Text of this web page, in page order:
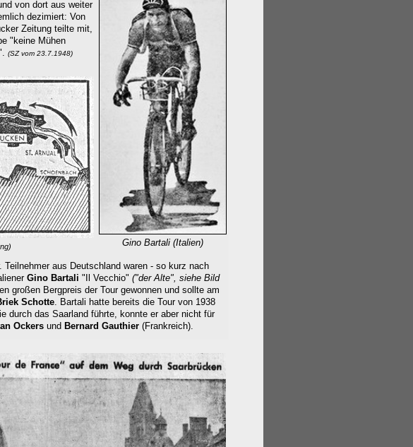
von dort aus weiter
dezimiert: Von
Zeitung teilte mit,
"keine Mühen
(SZ vom 23.7.1948)
Gino Bartali (Italien)
aus Deutschland waren - so kurz nach
Gino Bartali "Il Vecchio" ("der Alte", siehe Bild
großen Bergpreis der Tour gewonnen und sollte am
Schotte. Bartali hatte bereits die Tour von 1938
durch das Saarland führte, konnte er aber nicht für
Ockers und Bernard Gauthier (Frankreich).